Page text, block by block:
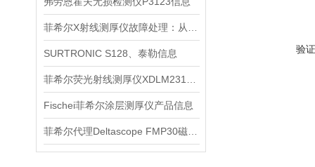
SURTRONIC S128、泰勒信息
Fischei菲希尔涂层测厚仪产品信息
验